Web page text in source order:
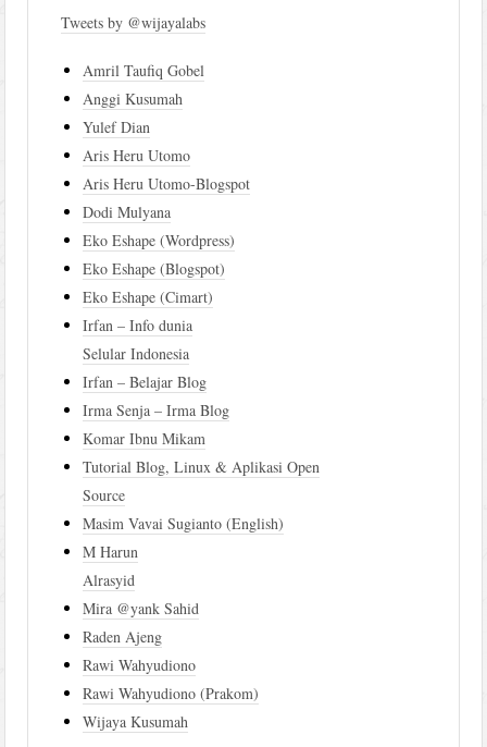
Tweets by @wijayalabs
Amril Taufiq Gobel
Anggi Kusumah
Yulef Dian
Aris Heru Utomo
Aris Heru Utomo-Blogspot
Dodi Mulyana
Eko Eshape (Wordpress)
Eko Eshape (Blogspot)
Eko Eshape (Cimart)
Irfan – Info dunia
Selular Indonesia
Irfan – Belajar Blog
Irma Senja – Irma Blog
Komar Ibnu Mikam
Tutorial Blog, Linux & Aplikasi Open
Source
Masim Vavai Sugianto (English)
M Harun
Alrasyid
Mira @yank Sahid
Raden Ajeng
Rawi Wahyudiono
Rawi Wahyudiono (Prakom)
Wijaya Kusumah